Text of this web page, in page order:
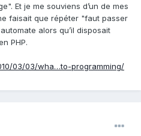
Et je me souviens d’un de mes
faisait que répéter "faut passer
alors qu’il disposait
PHP.
03/03/wha…to-programming/